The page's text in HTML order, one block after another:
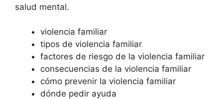
salud mental.
violencia familiar
tipos de violencia familiar
factores de riesgo de la violencia familiar
consecuencias de la violencia familiar
cómo prevenir la violencia familiar
dónde pedir ayuda